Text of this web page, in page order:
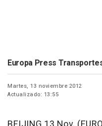
Europa Press
Martes, 13 noviembre 2012
Actualizado: 13:55